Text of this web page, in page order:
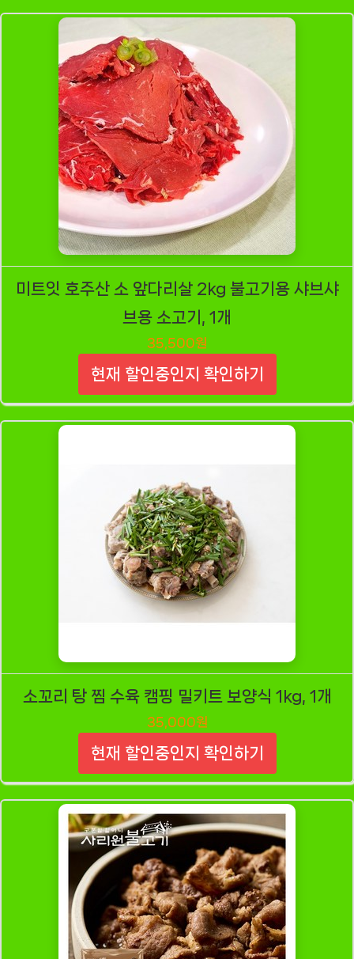
미트잇 호주산 소 앞다리살 2kg 불고기용 샤브샤
브용 소고기, 1개
35,500원
현재 할인중인지 확인하기
소꼬리 탕 찜 수육 캠핑 밀키트 보양식 1kg, 1개
35,000원
현재 할인중인지 확인하기